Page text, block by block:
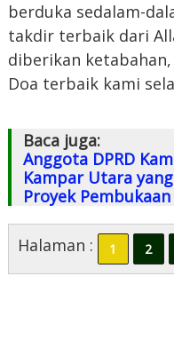
berduka sedalam-
takdir terbaik dari
diberikan
Doa terbaik kami
Baca juga:
Anggota DPRD
Kampar Utara
Proyek
Halaman : 1 2